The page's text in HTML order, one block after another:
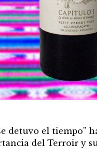
detuvo el tiempo”
del Terroir y